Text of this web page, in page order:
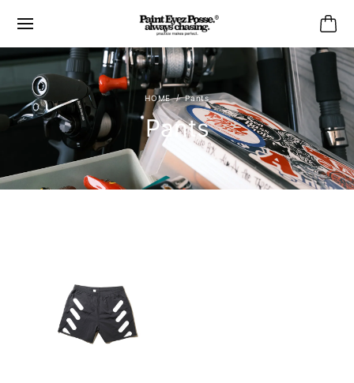
Pants
Pants